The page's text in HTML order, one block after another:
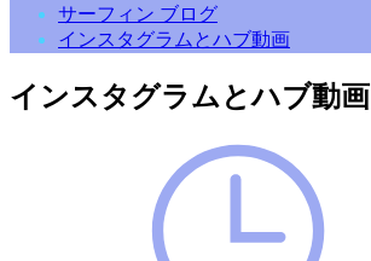
サーフィン ブログ
インスタグラムとハブ動画
インスタグラムとハブ動画